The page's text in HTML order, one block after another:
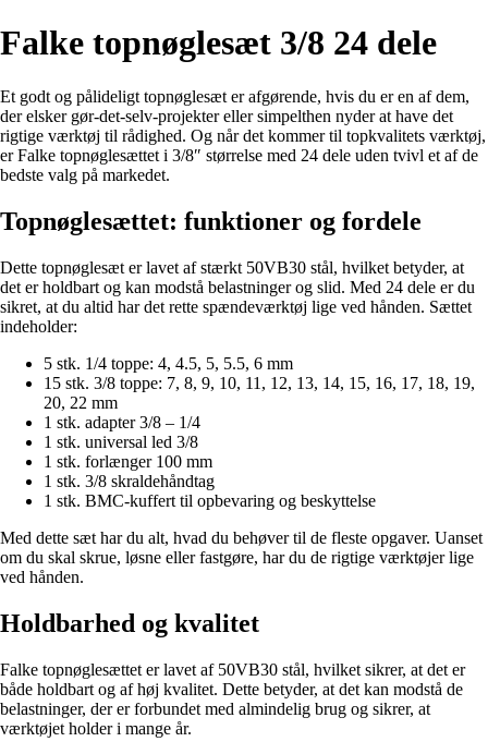
Falke topnøglesæt 3/8 24 dele
Et godt og pålideligt topnøglesæt er afgørende, hvis du er en af ​​dem,
der elsker gør-det-selv-projekter eller simpelthen nyder at have det
rigtige værktøj til rådighed. Og når det kommer til topkvalitets værktøj,
er Falke topnøglesættet i 3/8″ størrelse med 24 dele uden tvivl et af de
bedste valg på markedet.
Topnøglesættet: funktioner og fordele
Dette topnøglesæt er lavet af stærkt 50VB30 stål, hvilket betyder, at
det er holdbart og kan modstå belastninger og slid. Med 24 dele er du
sikret, at du altid har det rette spændeværktøj lige ved hånden. Sættet
indeholder:
5 stk. 1/4 toppe: 4, 4.5, 5, 5.5, 6 mm
15 stk. 3/8 toppe: 7, 8, 9, 10, 11, 12, 13, 14, 15, 16, 17, 18, 19,
20, 22 mm
1 stk. adapter 3/8 – 1/4
1 stk. universal led 3/8
1 stk. forlænger 100 mm
1 stk. 3/8 skraldehåndtag
1 stk. BMC-kuffert til opbevaring og beskyttelse
Med dette sæt har du alt, hvad du behøver til de fleste opgaver. Uanset
om du skal skrue, løsne eller fastgøre, har du de rigtige værktøjer lige
ved hånden.
Holdbarhed og kvalitet
Falke topnøglesættet er lavet af 50VB30 stål, hvilket sikrer, at det er
både holdbart og af høj kvalitet. Dette betyder, at det kan modstå de
belastninger, der er forbundet med almindelig brug og sikrer, at
værktøjet holder i mange år.